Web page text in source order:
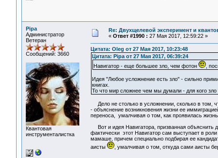
Pipa
Администратор
Ветеран
Сообщений: 3660
Квантовая
инструменталистка
Re: Двухщелевой эксперимент и
« Ответ #1990 : 27 Мая 2017, 12:59:22 »
Цитата: Oleg от 27 Мая 2017, 10:23:48
Цитата: Pipa от 27 Мая 2017, 06:39:24
Навигатор - еще большее зло, чем фотон
,
Идея "Любое усложнение есть зло" - сильно
книгах.
То что мир сложнее чем мы думали - для кого зло
Дело не столько в усложнении, сколько в том,
- объяснение возникновения жизни ее
переноса, умалчивая о том, как проявилась
Вот и идея Навигатора, призванная объяснить
фактически этот Навигатор сам выступает в
мамаше, причем специально подбирая ее
аисты
, умалчивая о том, откуда сами аисты